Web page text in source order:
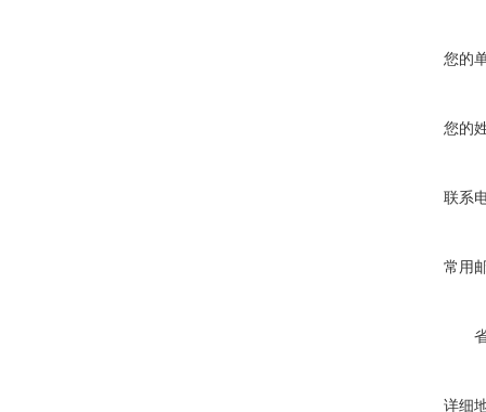
您的
您的
联系
常用
详细